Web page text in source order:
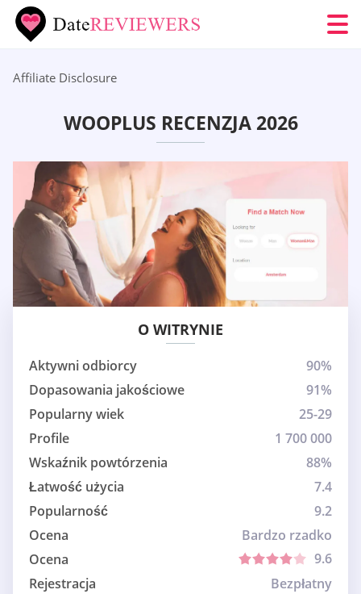
Affiliate Disclosure
WOOPLUS RECENZJA 2026
O WITRYNIE
Aktywni odbiorcy
90%
Dopasowania jakościowe
91%
Popularny wiek
25-29
Profile
1 700 000
Wskaźnik powtórzenia
88%
Łatwość użycia
7.4
Popularność
9.2
Ocena
Bardzo rzadko
Ocena
9.6
Rejestracja
Bezpłatny